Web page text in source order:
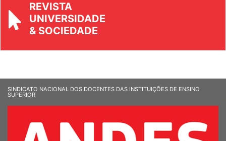
REVISTA
UNIVERSIDADE
& SOCIEDADE
SINDICATO NACIONAL DOS DOCENTES DAS INSTITUIÇÕES DE ENSINO
SUPERIOR